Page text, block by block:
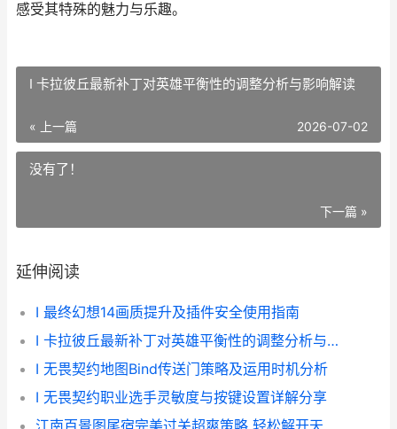
感受其特殊的魅力与乐趣。
I 卡拉彼丘最新补丁对英雄平衡性的调整分析与影响解读
« 上一篇 2026-07-02
没有了！
下一篇 »
延伸阅读
I 最终幻想14画质提升及插件安全使用指南
I 卡拉彼丘最新补丁对英雄平衡性的调整分析与影响解读
I 无畏契约地图Bind传送门策略及运用时机分析
I 无畏契约职业选手灵敏度与按键设置详解分享